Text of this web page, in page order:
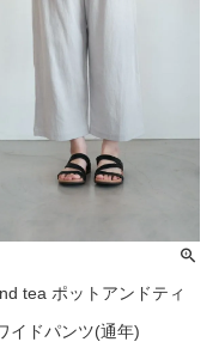
tea ポットアンドティ
イドパンツ(通年)